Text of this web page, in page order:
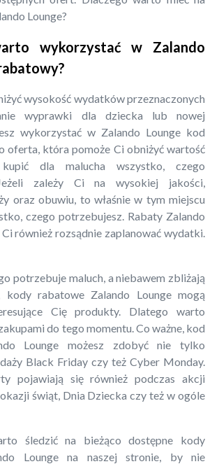
Lounge?
wykorzystać w Zalando
wysokość wydatków przeznaczonych
wyprawki dla dziecka lub nowej
wykorzystać w Zalando Lounge kod
oferta, która pomoże Ci obniżyć wartość
dla malucha wszystko, czego
zależy Ci na wysokiej jakości,
oraz obuwiu, to właśnie w tym miejscu
czego potrzebujesz. Rabaty Zalando
również rozsądnie zaplanować wydatki.
potrzebuje maluch, a niebawem zbliżają
kody rabatowe Zalando Lounge mogą
Cię produkty. Dlatego warto
do tego momentu. Co ważne, kod
Lounge możesz zdobyć nie tylko
Black Friday czy też Cyber Monday.
pojawiają się również podczas akcji
świąt, Dnia Dziecka czy też w ogóle
śledzić na bieżąco dostępne kody
Lounge na naszej stronie, by nie